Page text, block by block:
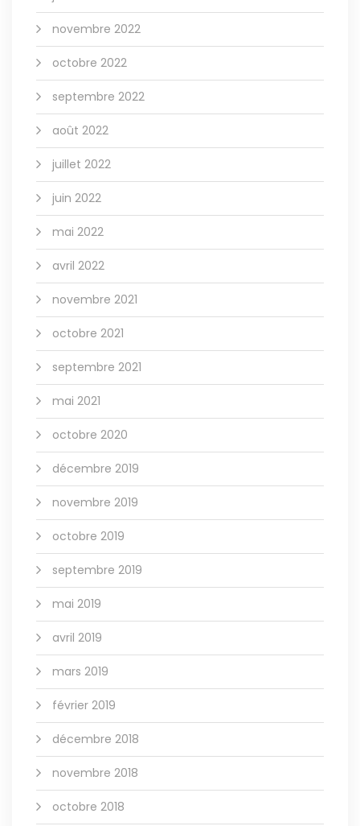
novembre 2022
octobre 2022
septembre 2022
août 2022
juillet 2022
juin 2022
mai 2022
avril 2022
novembre 2021
octobre 2021
septembre 2021
mai 2021
octobre 2020
décembre 2019
novembre 2019
octobre 2019
septembre 2019
mai 2019
avril 2019
mars 2019
février 2019
décembre 2018
novembre 2018
octobre 2018